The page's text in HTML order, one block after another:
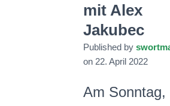
mit Alex
Jakubec
Published by
on 22. April 2022
Am Sonntag,